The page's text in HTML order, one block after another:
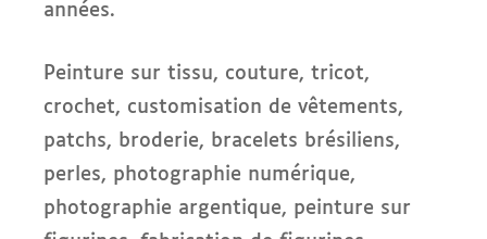
années.
Peinture sur tissu, couture, tricot,
crochet, customisation de vêtements,
patchs, broderie, bracelets brésiliens,
perles, photographie numérique,
photographie argentique, peinture sur